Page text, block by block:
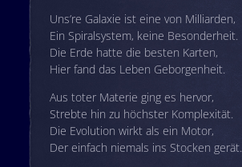
Uns’re Galaxie ist eine von Milliarden,
Ein Spiralsystem, keine Besonderheit.
Die Erde hatte die besten Karten,
Hier fand das Leben Geborgenheit.
Aus toter Materie ging es hervor,
Strebte hin zu höchster Komplexität.
Die Evolution wirkt als ein Motor,
Der einfach niemals ins Stocken gerät.